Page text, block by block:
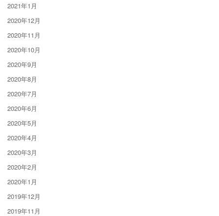
2021年1月
2020年12月
2020年11月
2020年10月
2020年9月
2020年8月
2020年7月
2020年6月
2020年5月
2020年4月
2020年3月
2020年2月
2020年1月
2019年12月
2019年11月